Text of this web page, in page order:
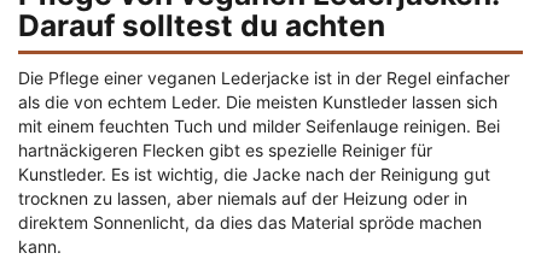
Darauf solltest du achten
Die Pflege einer veganen Lederjacke ist in der Regel einfacher
als die von echtem Leder. Die meisten Kunstleder lassen sich
mit einem feuchten Tuch und milder Seifenlauge reinigen. Bei
hartnäckigeren Flecken gibt es spezielle Reiniger für
Kunstleder. Es ist wichtig, die Jacke nach der Reinigung gut
trocknen zu lassen, aber niemals auf der Heizung oder in
direktem Sonnenlicht, da dies das Material spröde machen
kann.